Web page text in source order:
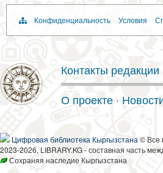
Конфиденциальность Условия
Контакты редакции
О проекте ·
Цифровая библиотека Кыргызстана © Все
2023-2026, LIBRARY.KG - составная часть
Сохраняя наследие Кыргызстана